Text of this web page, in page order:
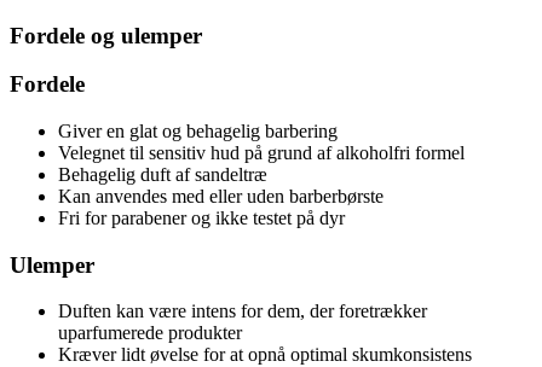
Fordele og ulemper
Fordele
Giver en glat og behagelig barbering
Velegnet til sensitiv hud på grund af alkoholfri formel
Behagelig duft af sandeltræ
Kan anvendes med eller uden barberbørste
Fri for parabener og ikke testet på dyr
Ulemper
Duften kan være intens for dem, der foretrækker
uparfumerede produkter
Kræver lidt øvelse for at opnå optimal skumkonsistens